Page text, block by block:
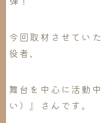
今回取材させてい
役者、
舞台を中心に活動
い）』さんです。